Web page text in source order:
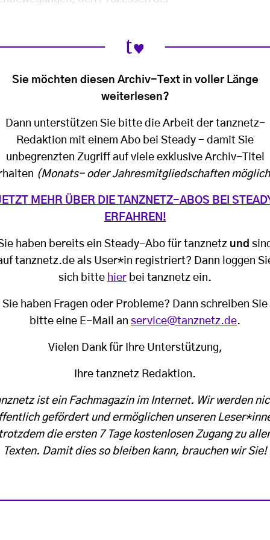
Sie möchten diesen Archiv-Text in voller Länge
weiterlesen?
Dann unterstützen Sie bitte die Arbeit der tanznetz-
Redaktion mit einem Abo bei Steady - damit Sie
unbegrenzten Zugriff auf viele exklusive Archiv-Titel
(Monats- oder Jahresmitgliedschaften
MEHR ÜBER DIE TANZNETZ-ABOS BEI
ERFAHREN!
haben bereits ein Steady-Abo für tanznetz und
tanznetz.de als User*in registriert? Dann loggen
sich bitte hier bei tanznetz ein.
Sie haben Fragen oder Probleme? Dann schreiben Sie
bitte eine E-Mail an service@tanznetz.de.
Vielen Dank für Ihre Unterstützung,
Ihre tanznetz Redaktion.
ist ein Fachmagazin im Internet. Wir werden
gefördert und ermöglichen unseren
die ersten 7 Tage kostenlosen Zugang zu
Texten. Damit dies so bleiben kann, brauchen wir Sie!